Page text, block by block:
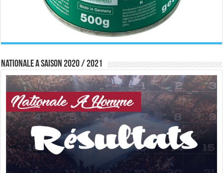
Nationale A saison 2020 / 2021